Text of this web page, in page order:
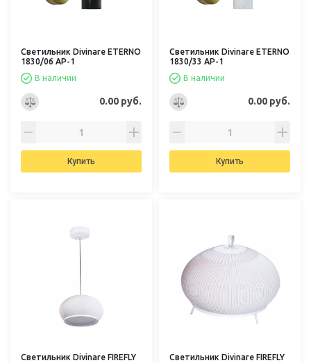
Светильник Divinare ETERNO
1830/06 AP-1
В наличии
0.00 руб.
Купить
Светильник Divinare ETERNO
1830/33 AP-1
В наличии
0.00 руб.
Купить
Светильник Divinare FIREFLY
Светильник Divinare FIREFLY